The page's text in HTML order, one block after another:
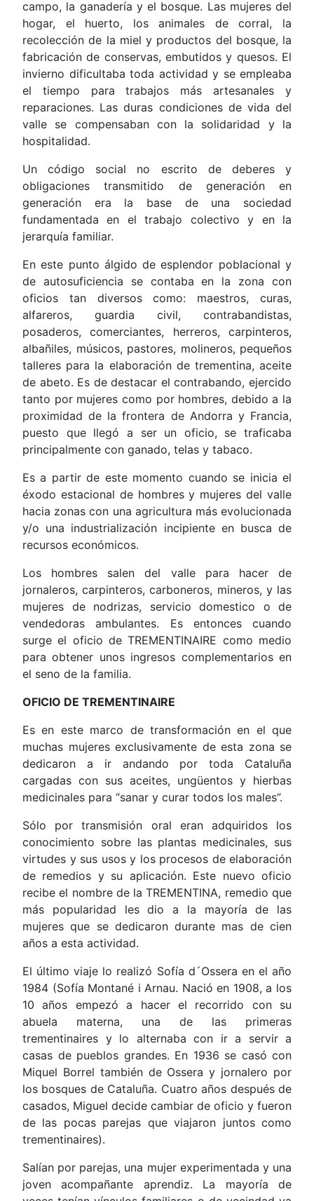
campo, la ganadería y el bosque. Las mujeres del
hogar, el huerto, los animales de corral, la
recolección de la miel y productos del bosque, la
fabricación de conservas, embutidos y quesos. El
invierno dificultaba toda actividad y se empleaba
el tiempo para trabajos más artesanales y
reparaciones. Las duras condiciones de vida del
valle se compensaban con la solidaridad y la
hospitalidad.
Un código social no escrito de deberes y
obligaciones transmitido de generación en
generación era la base de una sociedad
fundamentada en el trabajo colectivo y en la
jerarquía familiar.
En este punto álgido de esplendor poblacional y
de autosuficiencia se contaba en la zona con
oficios tan diversos como: maestros, curas,
alfareros, guardia civil, contrabandistas,
posaderos, comerciantes, herreros, carpinteros,
albañiles, músicos, pastores, molineros, pequeños
talleres para la elaboración de trementina, aceite
de abeto. Es de destacar el contrabando, ejercido
tanto por mujeres como por hombres, debido a la
proximidad de la frontera de Andorra y Francia,
puesto que llegó a ser un oficio, se traficaba
principalmente con ganado, telas y tabaco.
Es a partir de este momento cuando se inicia el
éxodo estacional de hombres y mujeres del valle
hacia zonas con una agricultura más evolucionada
y/o una industrialización incipiente en busca de
recursos económicos.
Los hombres salen del valle para hacer de
jornaleros, carpinteros, carboneros, mineros, y las
mujeres de nodrizas, servicio domestico o de
vendedoras ambulantes. Es entonces cuando
surge el oficio de TREMENTINAIRE como medio
para obtener unos ingresos complementarios en
el seno de la familia.
OFICIO DE TREMENTINAIRE
Es en este marco de transformación en el que
muchas mujeres exclusivamente de esta zona se
dedicaron a ir andando por toda Cataluña
cargadas con sus aceites, ungüentos y hierbas
medicinales para “sanar y curar todos los males”.
Sólo por transmisión oral eran adquiridos los
conocimiento sobre las plantas medicinales, sus
virtudes y sus usos y los procesos de elaboración
de remedios y su aplicación. Este nuevo oficio
recibe el nombre de la TREMENTINA, remedio que
más popularidad les dio a la mayoría de las
mujeres que se dedicaron durante mas de cien
años a esta actividad.
El último viaje lo realizó Sofía d´Ossera en el año
1984 (Sofía Montané i Arnau. Nació en 1908, a los
10 años empezó a hacer el recorrido con su
abuela materna, una de las primeras
trementinaires y lo alternaba con ir a servir a
casas de pueblos grandes. En 1936 se casó con
Miquel Borrel también de Ossera y jornalero por
los bosques de Cataluña. Cuatro años después de
casados, Miguel decide cambiar de oficio y fueron
de las pocas parejas que viajaron juntos como
trementinaires).
Salían por parejas, una mujer experimentada y una
joven acompañante aprendiz. La mayoría de